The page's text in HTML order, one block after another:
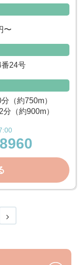
〜
24号
（約750m）
（約900m）